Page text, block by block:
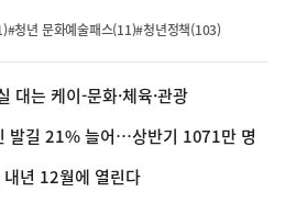
#청년 문화예술패스(11)#청년정책(103)
대는 케이-문화·체육·관광
발길 21% 늘어…상반기 1071만 명
년 12월에 열린다